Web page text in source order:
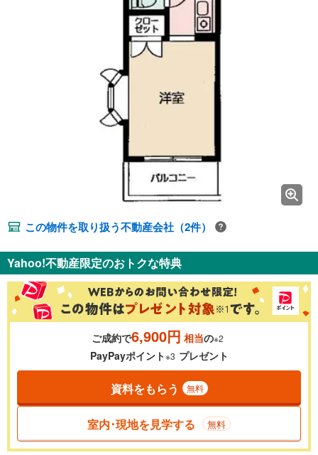
この物件を取り扱う不動産会社（2件）
Yahoo!不動産限定のおトクな特典
ご成約で6,900円 相当の※2
PayPayポイント※3 プレゼント
資料をもらう 無料
室内･現地を見学する 無料